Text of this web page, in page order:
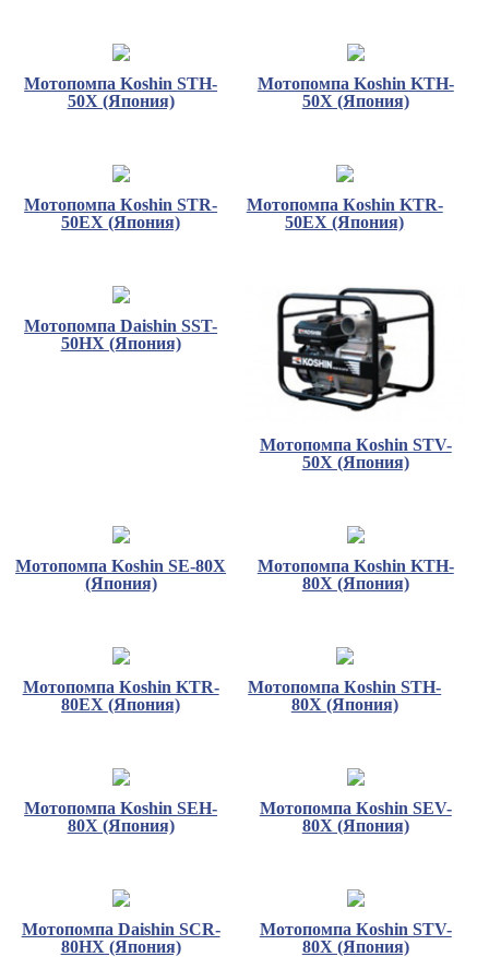
Мотопомпа Koshin STH-
50X (Япония)
Мотопомпа Koshin KTH-
50X (Япония)
Мотопомпа Кoshin STR-
50EX (Япония)
Мотопомпа Кoshin KTR-
50EX (Япония)
Мотопомпа Daishin SST-
50HX (Япония)
Мотопомпа Кoshin STV-
50X (Япония)
Мотопомпа Koshin SE-80X
(Япония)
Мотопомпа Koshin KTH-
80X (Япония)
Мотопомпа Кoshin KTR-
80EX (Япония)
Мотопомпа Кoshin STH-
80X (Япония)
Мотопомпа Koshin SEH-
80X (Япония)
Мотопомпа Кoshin SEV-
80X (Япония)
Мотопомпа Daishin SCR-
80HX (Япония)
Мотопомпа Кoshin STV-
80X (Япония)